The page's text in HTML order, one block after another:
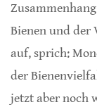
Bienen und der
auf, sprich:
der
jetzt aber noch